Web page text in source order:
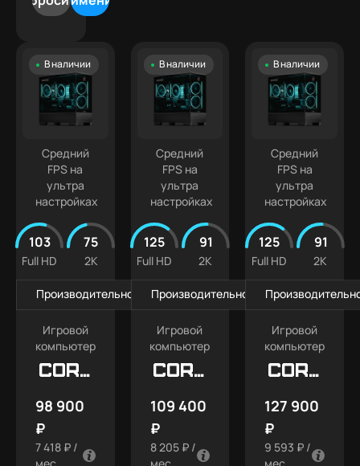
000 ₽
000 ₽
+
5070
9
Ultra
5
Intel
Ultra 7
Лучшая
ПК
Компактные
ПК
Кастомизированные
В наличии
Средний
FPS на
ультра
настройках
103
Full HD
75
2K
Производительность в играх
Игровой
компьютер
Core
98 900
₽
7 418 ₽ /
мес
В наличии
Средний
FPS на
ультра
настройках
125
Full HD
91
2K
Производительность в играх
Игровой
компьютер
Core
109 400
₽
8 205 ₽ /
мес
В наличии
Средний
FPS на
ультра
настройках
125
Full HD
91
2K
Игровой
компьютер
Core
127 900
₽
9 593 ₽ /
мес